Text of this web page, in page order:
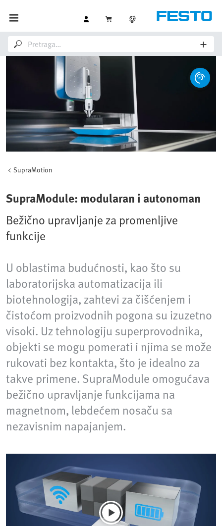
SupraMotion
SupraModule: modularan i autonoman
Bežično upravljanje za promenljive
funkcije
U oblastima budućnosti, kao što su
laboratorijska automatizacija ili
biotehnologija, zahtevi za čišćenjem i
čistoćom proizvodnih pogona su izuzetno
visoki. Uz tehnologiju superprovodnika,
objekti se mogu pomerati i njima se može
rukovati bez kontakta, što je idealno za
takve primene. SupraModule omogućava
bežično upravljanje funkcijama na
magnetnom, lebdećem nosaču sa
nezavisnim napajanjem.